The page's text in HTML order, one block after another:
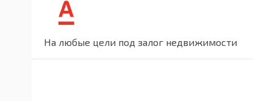
На любые цели под залог недвижимости